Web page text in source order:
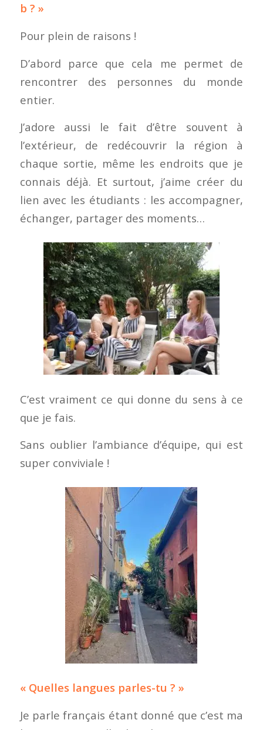
b ? »
Pour plein de raisons !
D’abord parce que cela me permet de
rencontrer des personnes du monde
entier.
J’adore aussi le fait d’être souvent à
l’extérieur, de redécouvrir la région à
chaque sortie, même les endroits que je
connais déjà. Et surtout, j’aime créer du
lien avec les étudiants : les accompagner,
échanger, partager des moments…
C’est vraiment ce qui donne du sens à ce
que je fais.
Sans oublier l’ambiance d’équipe, qui est
super conviviale !
« Quelles langues parles-tu ? »
Je parle français étant donné que c’est ma